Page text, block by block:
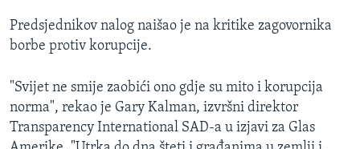
Predsjednikov nalog naišao je na kritike zagovornika
borbe protiv korupcije.
"Svijet ne smije zaobići ono gdje su mito i korupcija
norma", rekao je Gary Kalman, izvršni direktor
Transparency International SAD-a u izjavi za Glas